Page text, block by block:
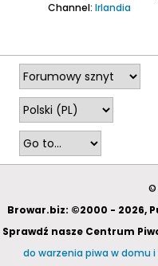
Channel: Irlandia
©
Browar.biz: ©2000 - 2026,
Sprawdź nasze Centrum
do warzenia piwa w domu i